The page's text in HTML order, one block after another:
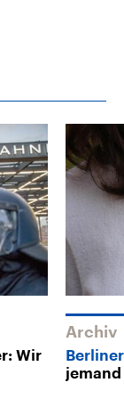
Wir
Archiv
jemand